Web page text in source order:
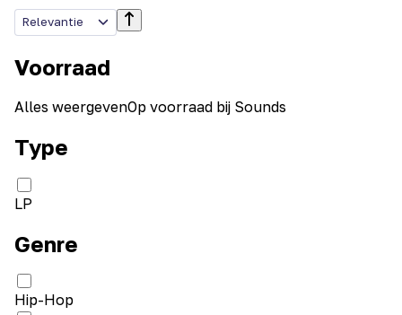
Relevantie
Voorraad
Alles weergevenOp voorraad bij Sounds
Type
LP
Genre
Hip-Hop